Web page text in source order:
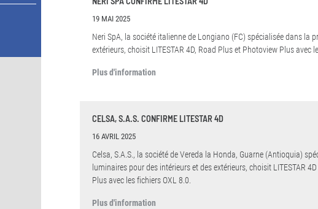
19 MAI 2025
Neri SpA, la société italienne de Longiano (FC) spécialisée dans la
extérieurs, choisit LITESTAR 4D, Road Plus et Photoview Plus avec
Plus d'information
CELSA, S.A.S. CONFIRME LITESTAR 4D
16 AVRIL 2025
Celsa, S.A.S., la société de Vereda la Honda, Guarne (Antioquia)
luminaires pour des intérieurs et des extérieurs, choisit LITESTAR
Plus avec les fichiers OXL 8.0.
Plus d'information